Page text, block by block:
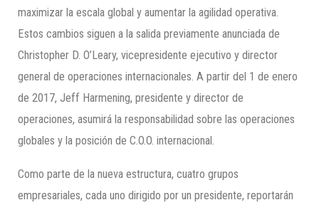
maximizar la escala global y aumentar la agilidad operativa.
Estos cambios siguen a la salida previamente anunciada de
Christopher D. O’Leary, vicepresidente ejecutivo y director
general de operaciones internacionales. A partir del 1 de enero
de 2017, Jeff Harmening, presidente y director de
operaciones, asumirá la responsabilidad sobre las operaciones
globales y la posición de C.O.O. internacional.
Como parte de la nueva estructura, cuatro grupos
empresariales, cada uno dirigido por un presidente, reportarán